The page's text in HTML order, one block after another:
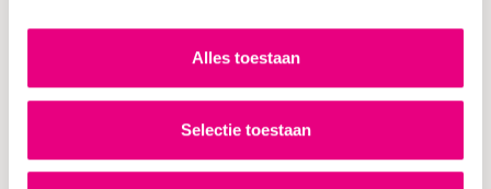
Alles toestaan
Selectie toestaan